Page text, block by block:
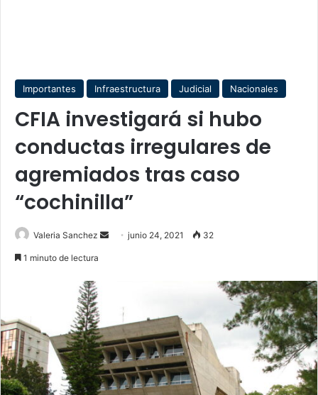
Importantes Infraestructura Judicial Nacionales
CFIA investigará si hubo
conductas irregulares de
agremiados tras caso
“cochinilla”
Valeria Sanchez
Sendjunio 24, 2021 32
1 minuto de lectura